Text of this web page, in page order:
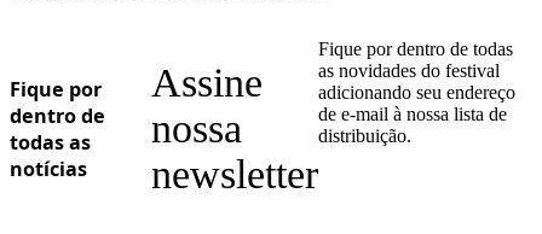
Fique por
dentro de
todas as
notícias
Assine
nossa
newsletter
Fique por dentro de todas
as novidades do festival
adicionando seu endereço
de e-mail à nossa lista de
distribuição.